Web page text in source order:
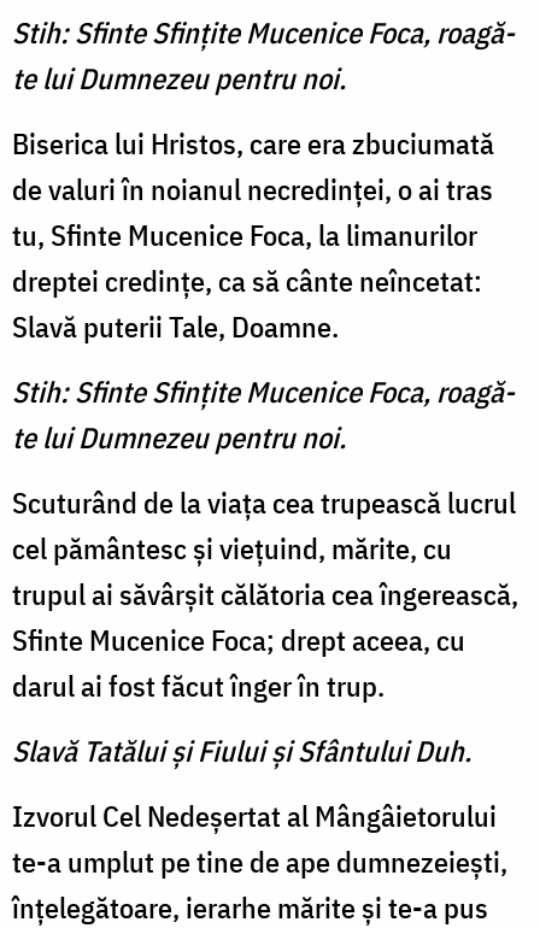
Stih: Sfinte Sfinţite Mucenice Foca, roagă-
te lui Dumnezeu pentru noi.
Biserica lui Hristos, care era zbuciumată
de valuri în noianul necredinţei, o ai tras
tu, Sfinte Mucenice Foca, la limanurilor
dreptei credinţe, ca să cânte neîncetat:
Slavă puterii Tale, Doamne.
Stih: Sfinte Sfinţite Mucenice Foca, roagă-
te lui Dumnezeu pentru noi.
Scuturând de la viaţa cea trupească lucrul
cel pământesc şi vieţuind, mărite, cu
trupul ai săvârşit călătoria cea îngerească,
Sfinte Mucenice Foca; drept aceea, cu
darul ai fost făcut înger în trup.
Slavă Tatălui şi Fiului şi Sfântului Duh.
Izvorul Cel Nedeşertat al Mângâietorului
te-a umplut pe tine de ape dumnezeieşti,
înţelegătoare, ierarhe mărite şi te-a pus